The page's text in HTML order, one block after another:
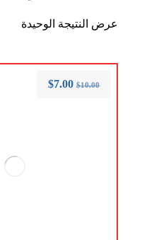
عرض النتيجة الوحيدة
$10.00
$7.00